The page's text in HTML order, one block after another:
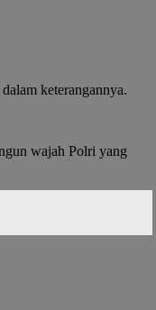
keterangannya.
wajah Polri yang